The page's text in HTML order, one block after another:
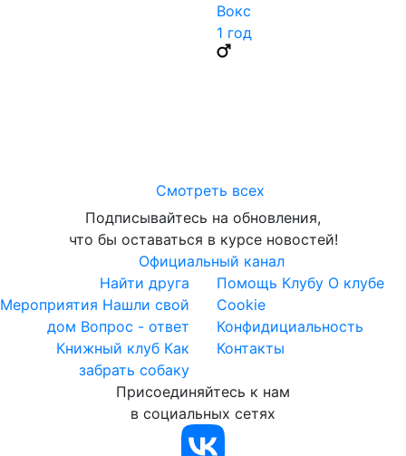
Вокс
1 год
Смотреть всех
Подписывайтесь на обновления,
что бы оставаться в курсе новостей!
Официальный канал
Найти друга
Мероприятия Нашли свой
дом Вопрос - ответ
Книжный клуб Как
забрать собаку
Помощь Клубу О клубе
Cookie
Конфидициальность
Контакты
Присоединяйтесь к нам
в социальных сетях